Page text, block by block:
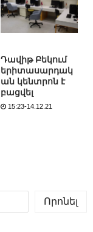
Դավիթ Բեկում
երիտասարդակ
ան կենտրոն է
բացվել
15:23-14.12.21
Որոնել